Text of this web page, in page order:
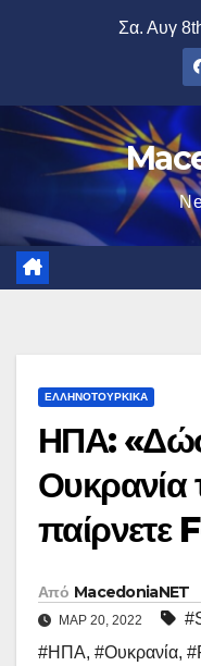
Σα. Αυγ
ΕΛΛΗΝΟΤΟΥΡΚΙΚΆ
ΗΠΑ:
Ουκρανία
παίρνετε
Από MacedoniaNET
ΜΑΡ 20, 2022
#ΗΠΑ, #Ουκρανία,